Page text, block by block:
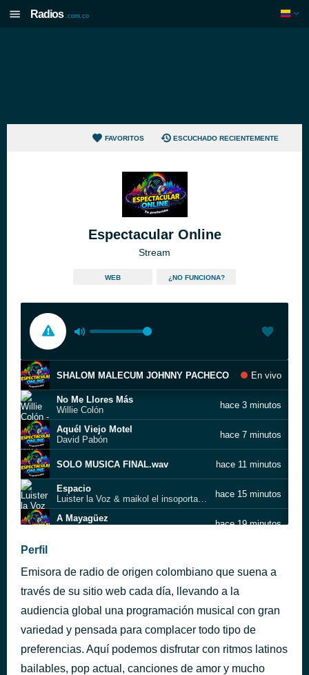
Radios .com.co
FAVORITOS ESCUCHADO RECIENTEMENTE
Espectacular Online
Stream
WEB ¿NO FUNCIONA?
SHALOM MALECUM JOHNNY PACHECO En vivo
No Me Llores Más
Willie Colón
hace 3 minutos
Aquél Viejo Motel
David Pabón
hace 7 minutos
SOLO MUSICA FINAL.wav hace 11 minutos
Espacio
Luister la Voz & maikol el insoportable
hace 15 minutos
A Mayagüez
hace 19 minutos
Bailalo Rocky (Ta Ta Ta Ta) - Yoan Retro x Ariadne Arana
LatinHype
Algo criollo
Pachapo y su Tumbao
hace 1 hora
Muestra Internacional
Beto Zabaleta
Perfil
Emisora de radio de origen colombiano que suena a
través de su sitio web cada día, llevando a la
audiencia global una programación musical con gran
variedad y pensada para complacer todo tipo de
preferencias. Aquí podemos disfrutar con ritmos latinos
bailables, pop actual, canciones de amor y mucho